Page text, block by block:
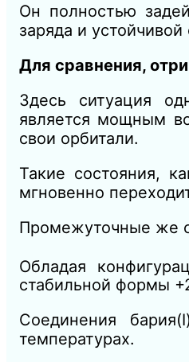
Он полностью
заряда и
Для сравнения,
Здесь ситуация
является мощным
свои орбитали.
Такие состояния,
мгновенно
Промежуточные же
Обладая
стабильной формы
Соединения
температурах.